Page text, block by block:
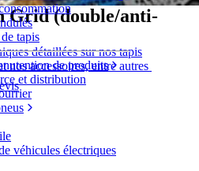
détaillées sur nos tapis
nos accessoires, entre autres
tapis
de produits
et distribution
véhicules électriques
Grid (double/anti-